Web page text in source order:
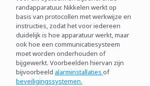
randapparatuur. Nikkelen werkt op
basis van protocollen met werkwijze en
instructies, zodat het voor iedereen
duidelijk is hoe apparatuur werkt, maar
ook hoe een communicatiesysteem
moet worden onderhouden of
bijgewerkt. Voorbeelden hiervan zijn
bijvoorbeeld alarminstallaties of
beveiligingssystemen.